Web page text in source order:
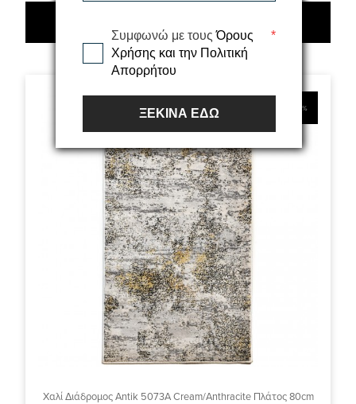
21%
Χαλί Διάδρομος Antik 5073A Cream/Anthracite Πλάτος 80cm
Συμφωνώ με τουςΌρους
Χρήσης και την Πολιτική
Απορρήτου
*
ΞΕΚΙΝΑ ΕΔΩ